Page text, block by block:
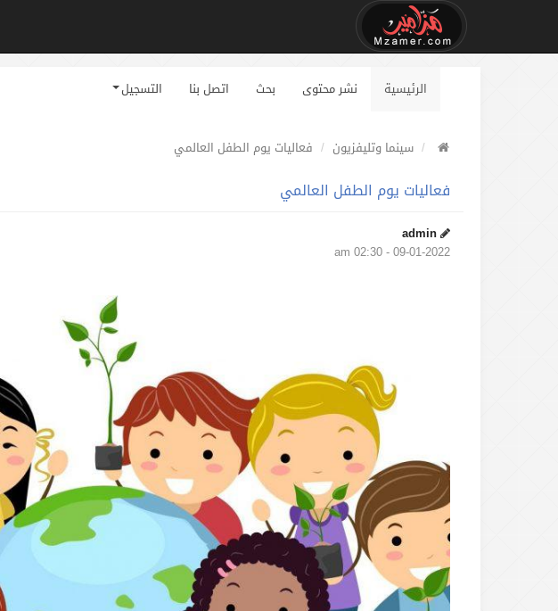
الرئيسية نشر محتوى بحث اتصل بنا التسجيل
سينما وتليفزيون فعاليات يوم الطفل العالمي
فعاليات يوم الطفل العالمي
admin
09-01-2022 - 02:30 am